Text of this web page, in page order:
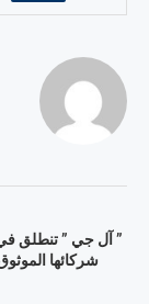
” آل جي ” تنطلق في
شركائها